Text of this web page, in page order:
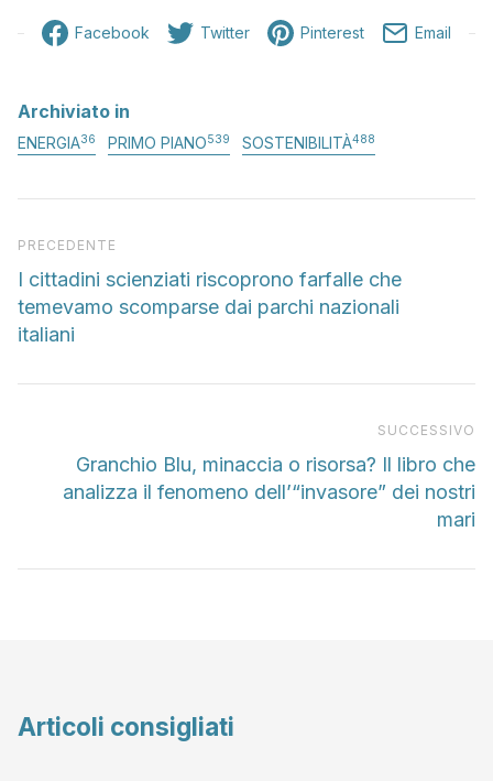
Facebook Twitter Pinterest Email
Archiviato in
ENERGIA36 PRIMO PIANO539 SOSTENIBILITÀ488
Articolo precedente
PRECEDENTE
I cittadini scienziati riscoprono farfalle che
temevamo scomparse dai parchi nazionali
italiani
SUCCESSIVO
Granchio Blu, minaccia o risorsa? Il libro che
analizza il fenomeno dell’“invasore” dei nostri
mari
Articoli consigliati